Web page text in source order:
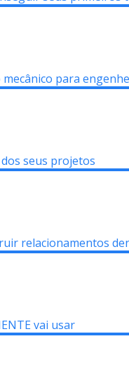
para
seus projetos
relacionamentos
vai usar